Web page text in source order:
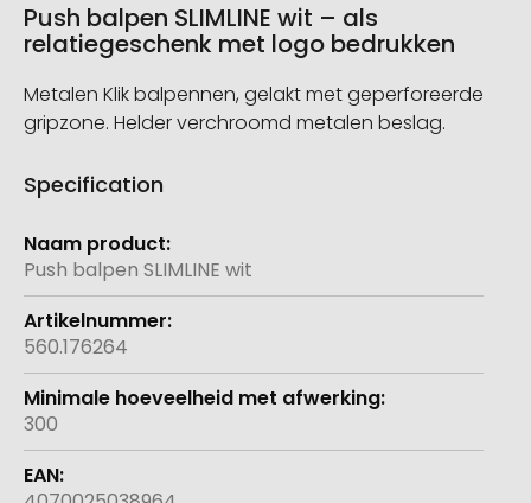
Push balpen SLIMLINE wit – als
relatiegeschenk met logo bedrukken
Metalen Klik balpennen, gelakt met geperforeerde
gripzone. Helder verchroomd metalen beslag.
Specification
Meer
informatie
Push balpen SLIMLINE wit
560.176264
300